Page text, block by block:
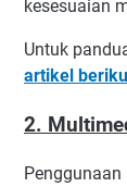
kesesuaian
Untuk
artikel
2.